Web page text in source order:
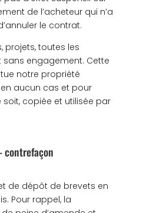
de l’acheteur qui n’a
le contrat.
projets, toutes les
sans engagement. Cette
notre propriété
aucun cas et pour
copiée et utilisée par
contrefaçon
de dépôt de brevets en
Pour rappel, la